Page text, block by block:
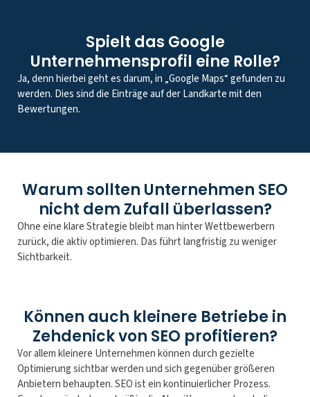
Spielt das Google
Unternehmensprofil eine Rolle?
Ja, denn hierbei geht es darum, in „Google Maps“ gefunden zu
werden. Dies sind die Einträge auf der Landkarte mit den
Bewertungen.
Warum sollten Unternehmen SEO
nicht dem Zufall überlassen?
Ohne eine klare Strategie bleibt man hinter Wettbewerbern
zurück, die aktiv optimieren. Das führt langfristig zu weniger
Sichtbarkeit.
Können auch kleinere Betriebe in
Zehdenick von SEO profitieren?
Vor allem kleinere Unternehmen können durch gezielte
Optimierung sichtbar werden und sich gegenüber größeren
Anbietern behaupten. SEO ist ein kontinuierlicher Prozess.